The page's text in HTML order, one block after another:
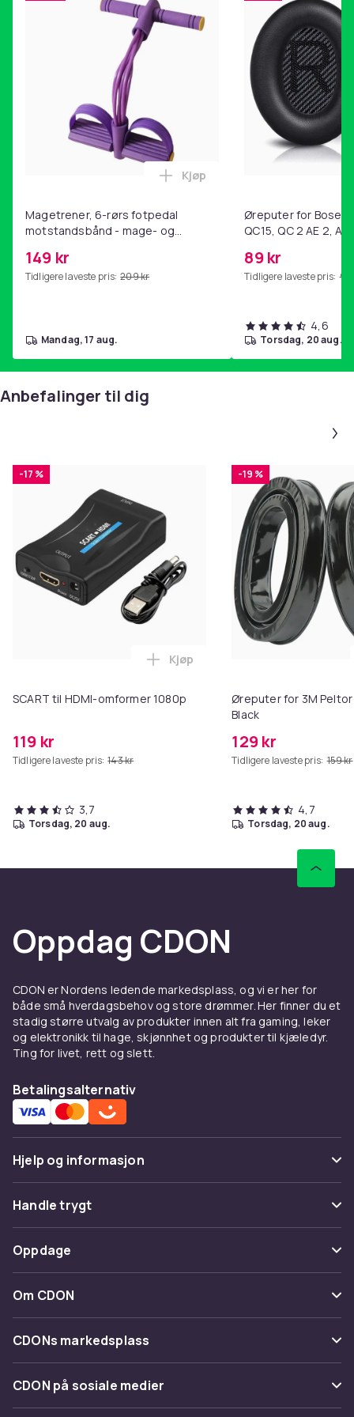
Magetrener, 6-rørs fotpedal
motstandsbånd - mage- og
hjemmegymnastikk Purple
149 kr
Tidligere laveste pris: 209 kr
Legg Magetrener, 6-rørs
Kjøp
mandag, 17 aug.
Øreputer for Bose
QC15, QC 2 AE 2, AE
89 kr
Tidligere laveste pris: 99
4,6
torsdag, 20 aug.
Anbefalinger til dig
-17 %
SCART til HDMI-omformer 1080p
119 kr
Tidligere laveste pris: 143 kr
Legg SCART til HDMI-omformer
Kjøp
3,7
torsdag, 20 aug.
-19 %
Øreputer for 3M Peltor
Black
129 kr
Tidligere laveste pris: 159 kr
4,7
torsdag, 20 aug.
Oppdag CDON
CDON er Nordens ledende markedsplass, og vi er her for
både små hverdagsbehov og store drømmer. Her finner du et
stadig større utvalg av produkter innen alt fra gaming, leker
og elektronikk til hage, skjønnhet og produkter til kjæledyr.
Ting for livet, rett og slett.
Betalingsalternativ
Hjelp og informasjon
Vanlige spørsmål
Spor pakke
Angre & returner her
Kontakt oss
Handle trygt
Betaling
Levering
Tilbakekallinger
Oppdage
Kategorier
Varemerker
Om CDON
Om oss
Kundeanmeldelser
Jobbe på CDON
CDONs markedsplass
Merchant Help Center
CDON på sosiale medier